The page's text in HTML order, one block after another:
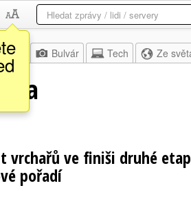
Bulvár Tech Ze
vrchařů ve finiši druhé
pořadí